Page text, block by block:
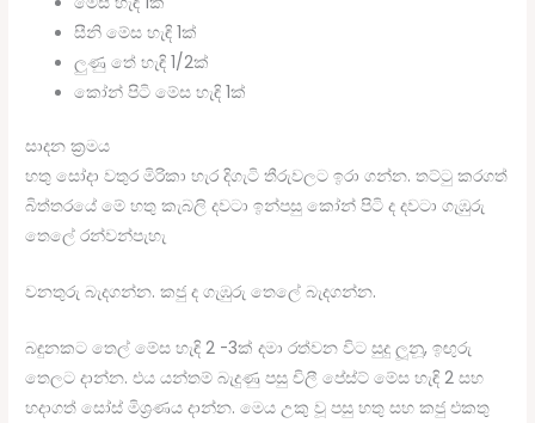
සීනි මේස හැඳි 1ක්
ලුණු තේ හැඳි 1/2ක්
කෝන් පිටි මේස හැඳි 1ක්
සාදන ක්‍රමය
හතු සෝදා වතුර මිරිකා හැර දිගැටි තීරුවලට ඉරා ගන්න. තට්ටු කරගත්
බිත්තරයේ මේ හතු කැබලි දවටා ඉන්පසු කෝන් පිටි ද දවටා ගැඹුරු
තෙලේ රන්වන්පැහැ
වනතුරු බැදගන්න. කජු ද ගැඹුරු තෙලේ බැදගන්න.
බඳුනකට තෙල් මේස හැඳි 2 -3ක් දමා රත්වන විට සුදු ලූනූ, ඉඟුරු
තෙලට දාන්න. එය යන්තම් බැදුණු පසු චිලී පේස්ට් මේස හැඳි 2 සහ
හදාගත් සෝස් මිශ්‍රණය දාන්න. මෙය උකු වූ පසු හතු සහ කජු එකතු